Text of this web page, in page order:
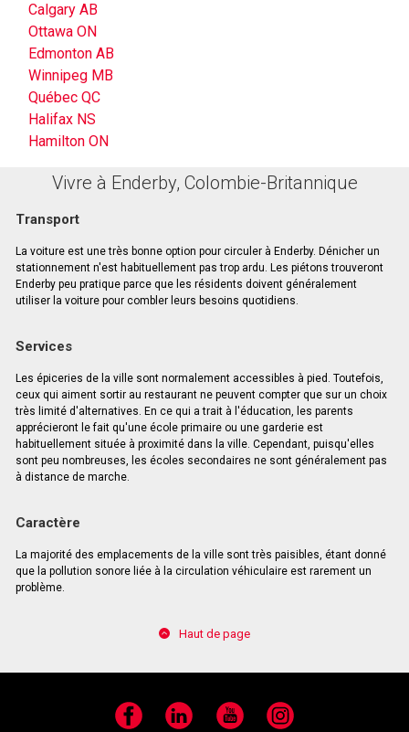
Calgary AB
Ottawa ON
Edmonton AB
Winnipeg MB
Québec QC
Halifax NS
Hamilton ON
Vivre à Enderby, Colombie-Britannique
Transport
La voiture est une très bonne option pour circuler à Enderby. Dénicher un
stationnement n'est habituellement pas trop ardu. Les piétons trouveront
Enderby peu pratique parce que les résidents doivent généralement
utiliser la voiture pour combler leurs besoins quotidiens.
Services
Les épiceries de la ville sont normalement accessibles à pied. Toutefois,
ceux qui aiment sortir au restaurant ne peuvent compter que sur un choix
très limité d'alternatives. En ce qui a trait à l'éducation, les parents
apprécieront le fait qu'une école primaire ou une garderie est
habituellement située à proximité dans la ville. Cependant, puisqu'elles
sont peu nombreuses, les écoles secondaires ne sont généralement pas
à distance de marche.
Caractère
La majorité des emplacements de la ville sont très paisibles, étant donné
que la pollution sonore liée à la circulation véhiculaire est rarement un
problème.
Haut de page
Facebook LinkedIn YouTube Instagram